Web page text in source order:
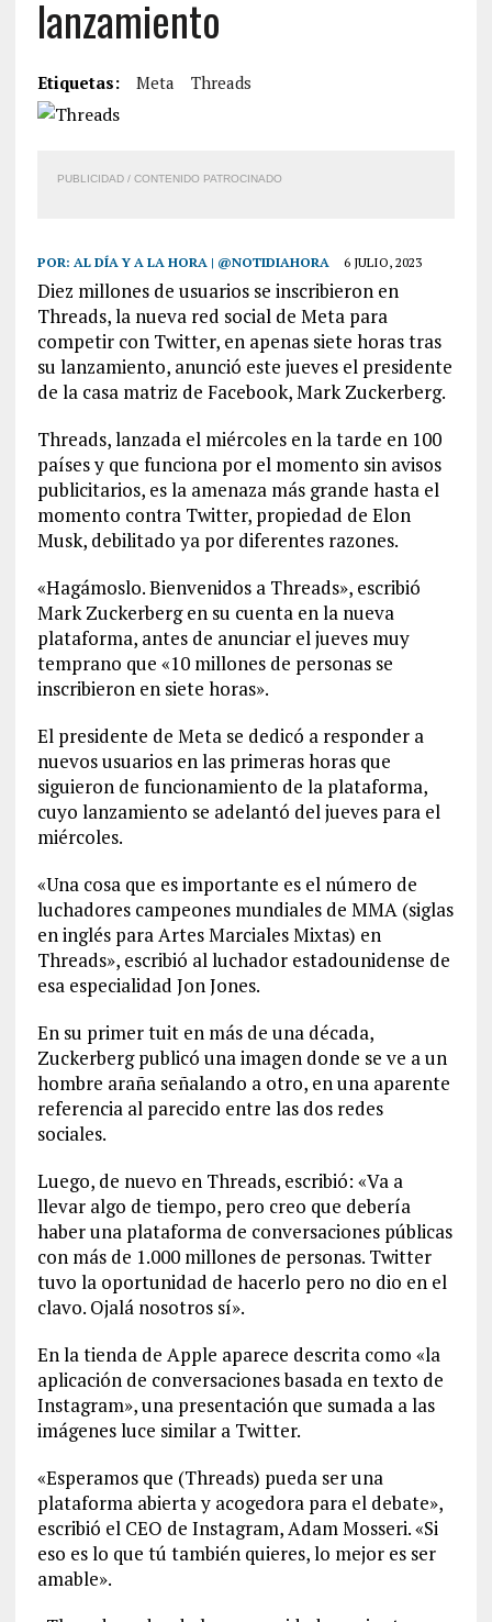
lanzamiento
Etiquetas: Meta Threads
PUBLICIDAD / CONTENIDO PATROCINADO
POR: AL DÍA Y A LA HORA | @NOTIDIAHORA 6 JULIO, 2023
Diez millones de usuarios se inscribieron en
Threads, la nueva red social de Meta para
competir con Twitter, en apenas siete horas tras
su lanzamiento, anunció este jueves el presidente
de la casa matriz de Facebook, Mark Zuckerberg.
Threads, lanzada el miércoles en la tarde en 100
países y que funciona por el momento sin avisos
publicitarios, es la amenaza más grande hasta el
momento contra Twitter, propiedad de Elon
Musk, debilitado ya por diferentes razones.
«Hagámoslo. Bienvenidos a Threads», escribió
Mark Zuckerberg en su cuenta en la nueva
plataforma, antes de anunciar el jueves muy
temprano que «10 millones de personas se
inscribieron en siete horas».
El presidente de Meta se dedicó a responder a
nuevos usuarios en las primeras horas que
siguieron de funcionamiento de la plataforma,
cuyo lanzamiento se adelantó del jueves para el
miércoles.
«Una cosa que es importante es el número de
luchadores campeones mundiales de MMA (siglas
en inglés para Artes Marciales Mixtas) en
Threads», escribió al luchador estadounidense de
esa especialidad Jon Jones.
En su primer tuit en más de una década,
Zuckerberg publicó una imagen donde se ve a un
hombre araña señalando a otro, en una aparente
referencia al parecido entre las dos redes
sociales.
Luego, de nuevo en Threads, escribió: «Va a
llevar algo de tiempo, pero creo que debería
haber una plataforma de conversaciones públicas
con más de 1.000 millones de personas. Twitter
tuvo la oportunidad de hacerlo pero no dio en el
clavo. Ojalá nosotros sí».
En la tienda de Apple aparece descrita como «la
aplicación de conversaciones basada en texto de
Instagram», una presentación que sumada a las
imágenes luce similar a Twitter.
«Esperamos que (Threads) pueda ser una
plataforma abierta y acogedora para el debate»,
escribió el CEO de Instagram, Adam Mosseri. «Si
eso es lo que tú también quieres, lo mejor es ser
amable».